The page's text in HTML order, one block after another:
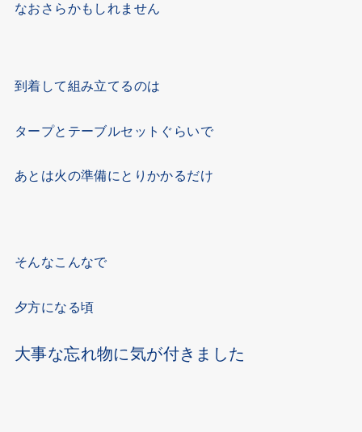
なおさらかもしれません
到着して組み立てるのは
タープとテーブルセットぐらいで
あとは火の準備にとりかかるだけ
そんなこんなで
夕方になる頃
大事な忘れ物に気が付きました